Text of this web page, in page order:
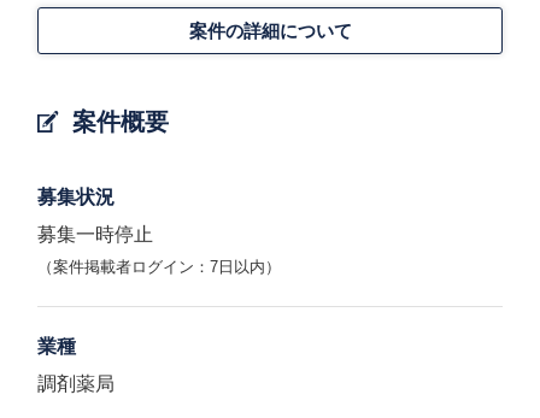
案件概要
案件の詳細について
募集状況
募集一時停止
（案件掲載者ログイン：7日以内）
業種
調剤薬局